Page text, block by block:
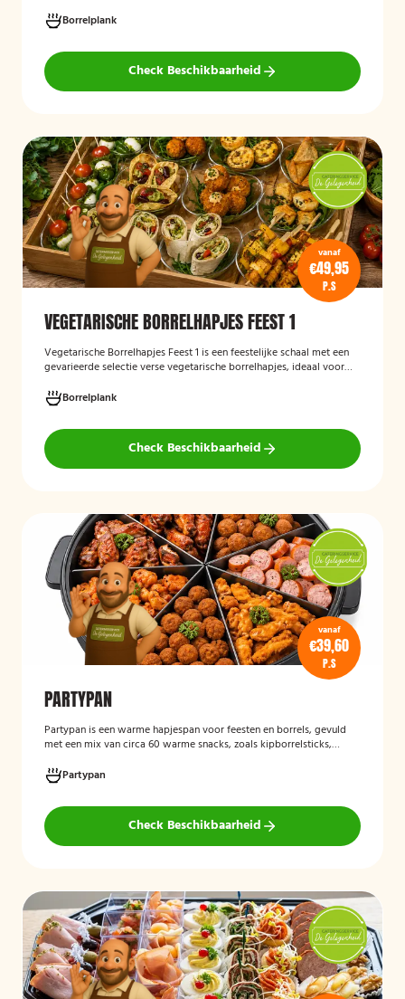
recepties of een andere gelegenheid.
Borrelplank
Check Beschikbaarheid
vanaf
€49,95
P.S
VEGETARISCHE BORRELHAPJES FEEST 1
Vegetarische Borrelhapjes Feest 1 is een feestelijke schaal met een
gevarieerde selectie verse vegetarische borrelhapjes, ideaal voor
vers bereid en verzorgd gepresenteerd, zodat gasten kunnen
genieten van een smaakvolle en volledig vegetarische
borrelervaring.
Borrelplank
Check Beschikbaarheid
vanaf
€39,60
P.S
PARTYPAN
Partypan is een warme hapjespan voor feesten en borrels, gevuld
met een mix van circa 60 warme snacks, zoals kipborrelsticks,
geleverd en hoeft alleen nog verwarmd te worden, waardoor het
een eenvoudige en praktische cateringoplossing is voor
verjaardagen, jubilea, bedrijfsfeesten en andere bijeenkomsten.
Partypan
Check Beschikbaarheid